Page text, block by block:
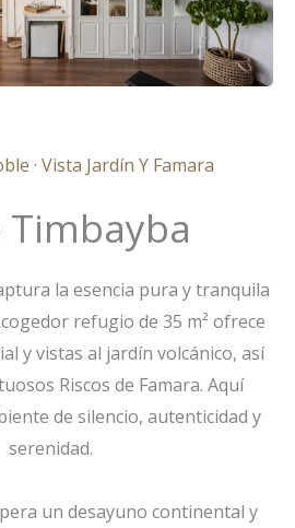
· Vista Jardín Y Famara
Timbayba
la esencia pura y tranquila
refugio de 35 m² ofrece
y vistas al jardín volcánico, así
Riscos de Famara. Aquí
de silencio, autenticidad y
serenidad.
un desayuno continental y